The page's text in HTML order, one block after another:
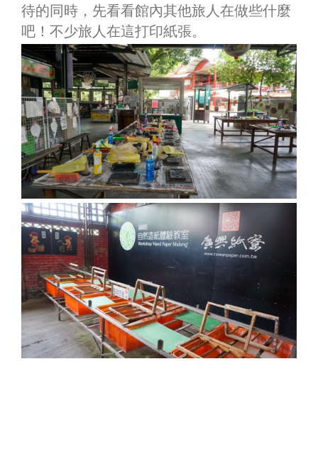
待的同時，先看看館內其他旅人在做些什麼
吧！不少旅人在這打印紙張。